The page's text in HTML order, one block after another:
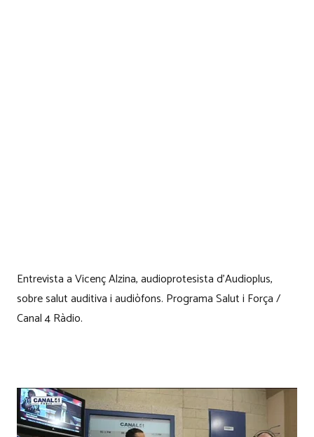
Entrevista a Vicenç Alzina, audioprotesista d’Audioplus,
sobre salut auditiva i audiòfons. Programa Salut i Força /
Canal 4 Ràdio.